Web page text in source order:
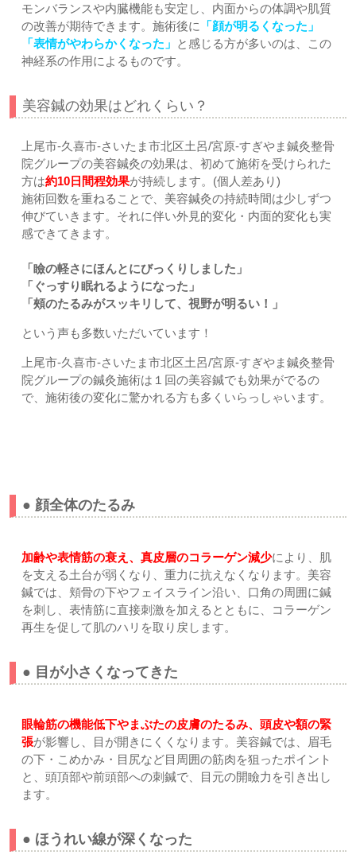
モンバランスや内臓機能も安定し、内面からの体調や肌質
の改善が期待できます。施術後に
「顔が明るくなった」
「表情がやわらかくなった」 と感じる方が多いのは、この
神経系の作用によるものです。
美容鍼の効果はどれくらい？
上尾市-久喜市-さいたま市北区土呂/宮原-すぎやま鍼灸整骨
院グループの美容鍼灸の効果は、初めて施術を受けられた
方は約10日間程効果が持続します。(個人差あり)
施術回数を重ねることで、美容鍼灸の持続時間は少しずつ
伸びていきます。それに伴い外見的変化・内面的変化も実
感できてきます。
「瞼の軽さにほんとにびっくりしました」
「ぐっすり眠れるようになった」
「頰のたるみがスッキリして、視野が明るい！」
という声も多数いただいています！
上尾市-久喜市-さいたま市北区土呂/宮原-すぎやま鍼灸整骨
院グループの鍼灸施術は１回の美容鍼でも効果がでるの
で、施術後の変化に驚かれる方も多くいらっしゃいます。
● 顔全体のたるみ
加齢や表情筋の衰え、真皮層のコラーゲン減少により、肌
を支える土台が弱くなり、重力に抗えなくなります。美容
鍼では、頬骨の下やフェイスライン沿い、口角の周囲に鍼
を刺し、表情筋に直接刺激を加えるとともに、コラーゲン
再生を促して肌のハリを取り戻します。
● 目が小さくなってきた
眼輪筋の機能低下やまぶたの皮膚のたるみ、頭皮や額の緊
張が影響し、目が開きにくくなります。美容鍼では、眉毛
の下・こめかみ・目尻など目周囲の筋肉を狙ったポイント
と、頭頂部や前頭部への刺鍼で、目元の開瞼力を引き出し
ます。
● ほうれい線が深くなった